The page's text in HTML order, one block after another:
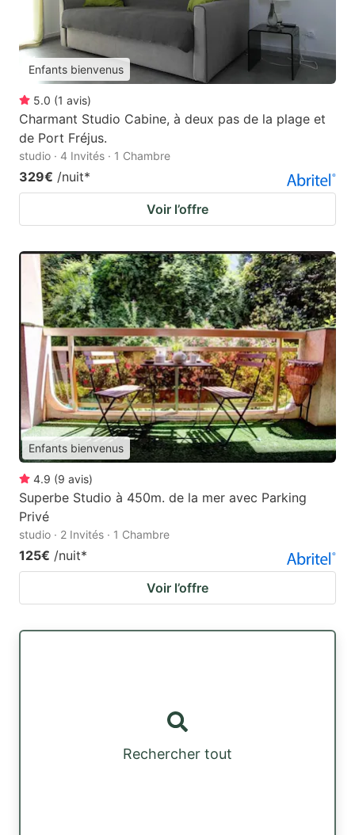
Enfants bienvenus
5.0 (1 avis)
Charmant Studio Cabine, à deux pas de la plage et
de Port Fréjus.
studio · 4 Invités · 1 Chambre
329€ /nuit*
Voir l’offre
Enfants bienvenus
4.9 (9 avis)
Superbe Studio à 450m. de la mer avec Parking
Privé
studio · 2 Invités · 1 Chambre
125€ /nuit*
Voir l’offre
Rechercher tout